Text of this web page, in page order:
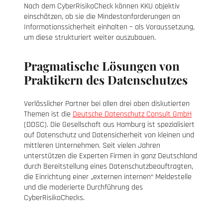
Nach dem CyberRisikoCheck können KKU objektiv
einschätzen, ob sie die Mindestanforderungen an
Informationssicherheit einhalten – als Voraussetzung,
um diese strukturiert weiter auszubauen.
Pragmatische Lösungen von
Praktikern des Datenschutzes
Verlässlicher Partner bei allen drei oben diskutierten
Themen ist die Deutsche Datenschutz Consult GmbH
(DDSC). Die Gesellschaft aus Hamburg ist spezialisiert
auf Datenschutz und Datensicherheit von kleinen und
mittleren Unternehmen. Seit vielen Jahren
unterstützen die Experten Firmen in ganz Deutschland
durch Bereitstellung eines Datenschutzbeauftragten,
die Einrichtung einer „externen internen“ Meldestelle
und die moderierte Durchführung des
CyberRisikoChecks.